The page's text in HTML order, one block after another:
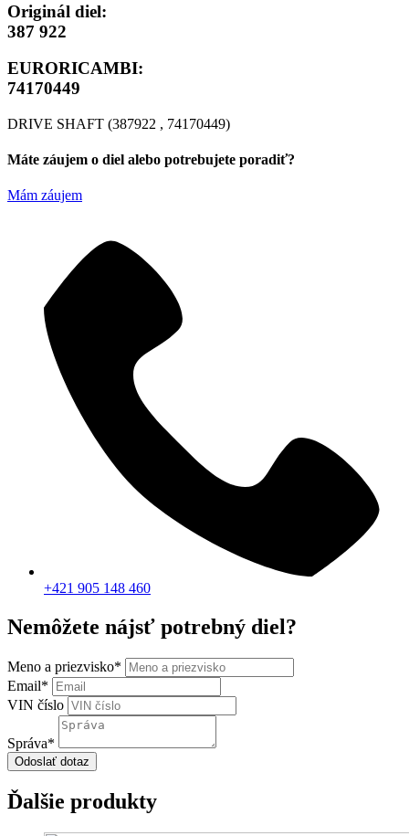
Originál diel:
387 922
EURORICAMBI:
74170449
DRIVE SHAFT (387922 , 74170449)
Máte záujem o diel alebo potrebujete poradiť?
Mám záujem
+421 905 148 460
Nemôžete nájsť potrebný diel?
Meno a priezvisko*
Email*
VIN číslo
Správa*
Odoslať dotaz
Ďalšie produkty